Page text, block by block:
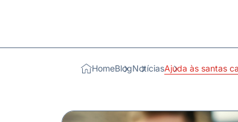
HomeBlogNotíciasAjuda às santas